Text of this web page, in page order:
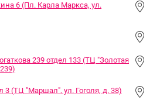
6 (Пл. Карла Маркса, ул.
239 отдел 133 (ТЦ "Золотая
3 (ТЦ "Маршал", ул. Гоголя, д. 38)